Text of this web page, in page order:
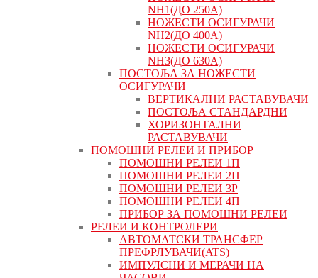
NH1(ДО 250А)
НОЖЕСТИ ОСИГУРАЧИ
NH2(ДО 400А)
НОЖЕСТИ ОСИГУРАЧИ
NH3(ДО 630А)
ПОСТОЉА ЗА НОЖЕСТИ
ОСИГУРАЧИ
ВЕРТИКАЛНИ РАСТАВУВАЧИ
ПОСТОЉА СТАНДАРДНИ
ХОРИЗОНТАЛНИ
РАСТАВУВАЧИ
ПОМОШНИ РЕЛЕИ И ПРИБОР
ПОМОШНИ РЕЛЕИ 1П
ПОМОШНИ РЕЛЕИ 2П
ПОМОШНИ РЕЛЕИ 3P
ПОМОШНИ РЕЛЕИ 4П
ПРИБОР ЗА ПОМОШНИ РЕЛЕИ
РЕЛЕИ И КОНТРОЛЕРИ
АВТОМАТСКИ ТРАНСФЕР
ПРЕФРЛУВАЧИ(ATS)
ИМПУЛСНИ И МЕРАЧИ НА